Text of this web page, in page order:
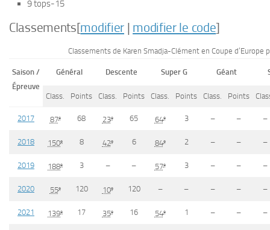
9 tops-15
Classements[modifier | modifier le code]
Classements de Karen Smadja-Clément en Coupe d’Europe
Saison /
Épreuve
Général Descente Super G Géant
Class. Points Class. Points Class. Points Class. Points
2017 87e 68 23e 65 64e 3 – – –
2018 150e 8 42e 6 84e 2 – – –
2019 188e 3 – – 57e 3 – – –
2020 55e 120 10e 120 – – – – –
2021 139e 17 35e 16 54e 1 – – –